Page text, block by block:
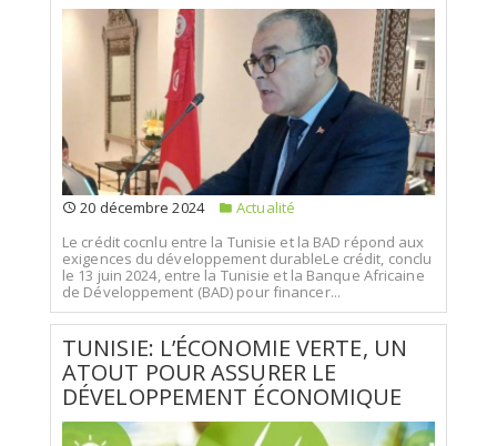
20 décembre 2024
Actualité
Le crédit cocnlu entre la Tunisie et la BAD répond aux
exigences du développement durableLe crédit, conclu
le 13 juin 2024, entre la Tunisie et la Banque Africaine
de Développement (BAD) pour financer...
TUNISIE: L’ÉCONOMIE VERTE, UN
ATOUT POUR ASSURER LE
DÉVELOPPEMENT ÉCONOMIQUE